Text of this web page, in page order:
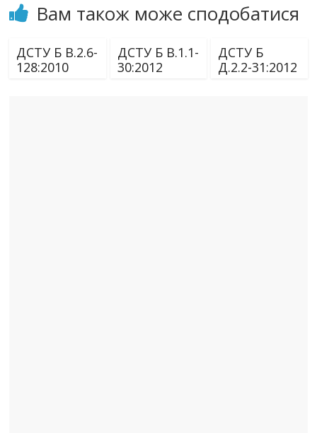
Вам також може сподобатися
ДСТУ Б В.2.6-
128:2010
ДСТУ Б В.1.1-
30:2012
ДСТУ Б
Д.2.2-31:2012